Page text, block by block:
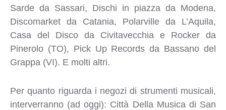
Sarde da Sassari, Dischi in piazza da Modena,
Discomarket da Catania, Polarville da L’Aquila,
Casa del Disco da Civitavecchia e Rocker da
Pinerolo (TO), Pick Up Records da Bassano del
Grappa (VI). E molti altri.
Per quanto riguarda i negozi di strumenti musicali,
interverranno (ad oggi): Città Della Musica di San